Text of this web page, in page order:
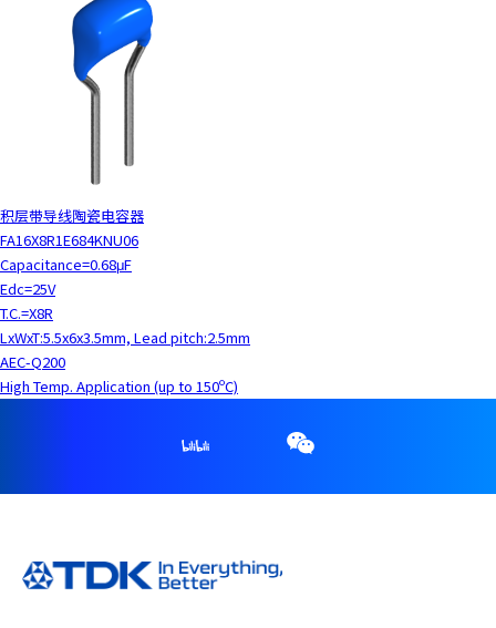
积层带导线陶瓷电容器
FA16X8R1E684KNU06
Capacitance=0.68μF
Edc=25V
T.C.=X8R
LxWxT:5.5x6x3.5mm, Lead pitch:2.5mm
AEC-Q200
High Temp. Application (up to 150ºC)